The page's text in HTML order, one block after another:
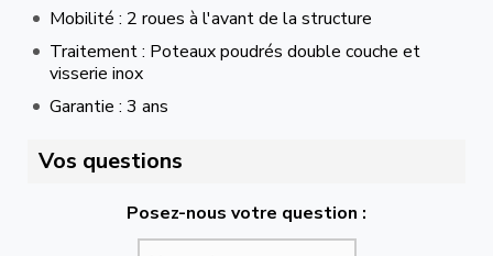
Mobilité : 2 roues à l'avant de la structure
Traitement : Poteaux poudrés double couche et
visserie inox
Garantie : 3 ans
Vos questions
Posez-nous votre question :